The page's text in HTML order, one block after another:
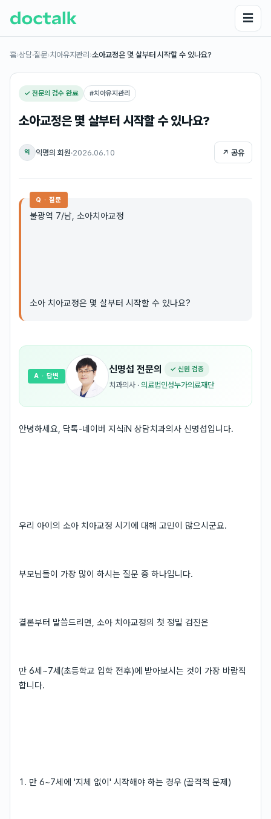
☰
홈›상담·질문›치아유지관리 ›소아교정은 몇 살부터 시작할 수 있나요?
✓ 전문의 검수 완료 #치아유지관리
소아교정은 몇 살부터 시작할 수 있나요?
익 익명의 회원·2026.06.10 ↗ 공유
Q · 질문
불광역 7/남, 소아치아교정
소아 치아교정은 몇 살부터 시작할 수 있나요?
신명섭 전문의 ✓ 신원 검증
치과의사 · 의료법인성누가의료재단
A · 답변
안녕하세요, 닥톡-네이버 지식iN 상담치과의사 신명섭입니다.
우리 아이의 소아 치아교정 시기에 대해 고민이 많으시군요.
부모님들이 가장 많이 하시는 질문 중 하나입니다.
결론부터 말씀드리면, 소아 치아교정의 첫 정밀 검진은
만 6세~7세(초등학교 입학 전후)에 받아보시는 것이 가장 바람직
합니다.
1. 만 6~7세에 '지체 없이' 시작해야 하는 경우 (골격적 문제)